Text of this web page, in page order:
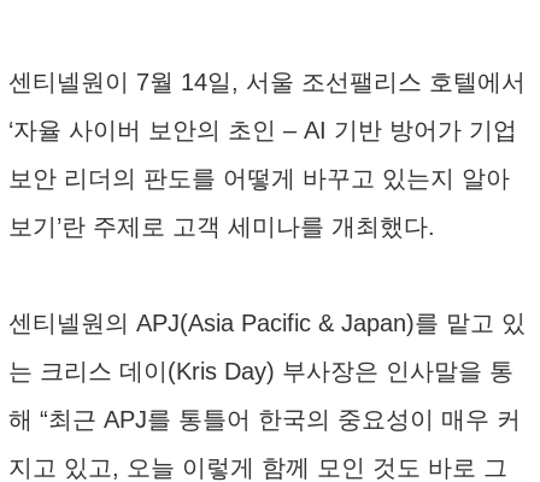
센티넬원이 7월 14일, 서울 조선팰리스 호텔에서
‘자율 사이버 보안의 초인 – AI 기반 방어가 기업
보안 리더의 판도를 어떻게 바꾸고 있는지 알아
보기’란 주제로 고객 세미나를 개최했다.
센티넬원의 APJ(Asia Pacific & Japan)를 맡고 있
는 크리스 데이(Kris Day) 부사장은 인사말을 통
해 “최근 APJ를 통틀어 한국의 중요성이 매우 커
지고 있고, 오늘 이렇게 함께 모인 것도 바로 그